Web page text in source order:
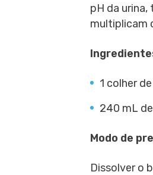
pH da
multiplicam
1 colher
240 mL
Modo de
Dissolver o